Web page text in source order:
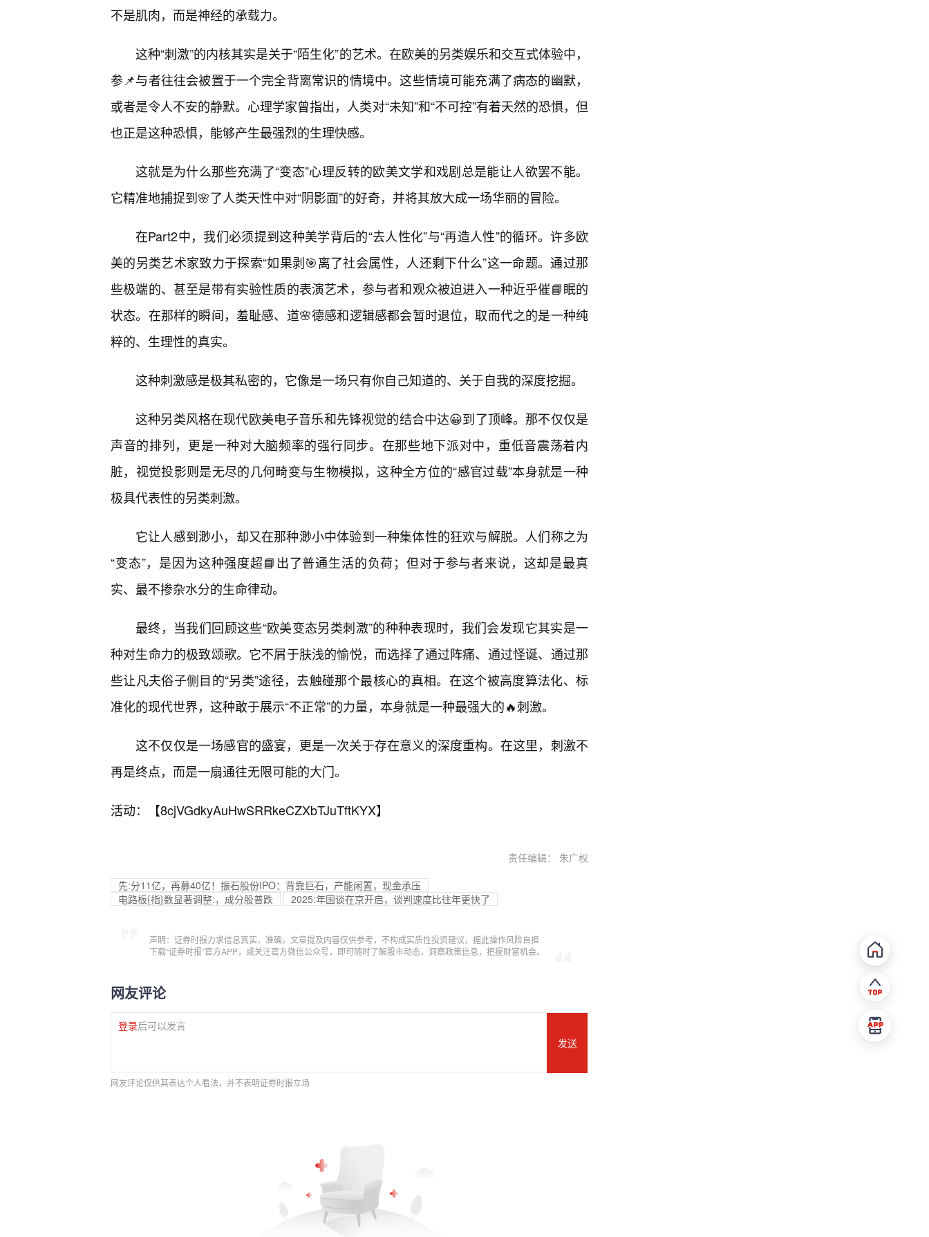
不是肌肉，而是神经的承载力。
这种“刺激”的内核其实是关于“陌生化”的艺术。在欧美的另类娱乐和交互式体验中，
参📌与者往往会被置于一个完全背离常识的情境中。这些情境可能充满了病态的幽默，
或者是令人不安的静默。心理学家曾指出，人类对“未知”和“不可控”有着天然的恐惧，但
也正是这种恐惧，能够产生最强烈的生理快感。
这就是为什么那些充满了“变态”心理反转的欧美文学和戏剧总是能让人欲罢不能。
它精准地捕捉到🌸了人类天性中对“阴影面”的好奇，并将其放大成一场华丽的冒险。
在Part2中，我们必须提到这种美学背后的“去人性化”与“再造人性”的循环。许多欧
美的另类艺术家致力于探索“如果剥🎯离了社会属性，人还剩下什么”这一命题。通过那
些极端的、甚至是带有实验性质的表演艺术，参与者和观众被迫进入一种近乎催📘眠的
状态。在那样的瞬间，羞耻感、道🌸德感和逻辑感都会暂时退位，取而代之的是一种纯
粹的、生理性的真实。
这种刺激感是极其私密的，它像是一场只有你自己知道的、关于自我的深度挖掘。
这种另类风格在现代欧美电子音乐和先锋视觉的结合中达😀到了顶峰。那不仅仅是
声音的排列，更是一种对大脑频率的强行同步。在那些地下派对中，重低音震荡着内
脏，视觉投影则是无尽的几何畸变与生物模拟，这种全方位的“感官过载”本身就是一种
极具代表性的另类刺激。
它让人感到渺小，却又在那种渺小中体验到一种集体性的狂欢与解脱。人们称之为
“变态”，是因为这种强度超📘出了普通生活的负荷；但对于参与者来说，这却是最真
实、最不掺杂水分的生命律动。
最终，当我们回顾这些“欧美变态另类刺激”的种种表现时，我们会发现它其实是一
种对生命力的极致颂歌。它不屑于肤浅的愉悦，而选择了通过阵痛、通过怪诞、通过那
些让凡夫俗子侧目的“另类”途径，去触碰那个最核心的真相。在这个被高度算法化、标
准化的现代世界，这种敢于展示“不正常”的力量，本身就是一种最强大的🔥刺激。
这不仅仅是一场感官的盛宴，更是一次关于存在意义的深度重构。在这里，刺激不
再是终点，而是一扇通往无限可能的大门。
活动：【8cjVGdkyAuHwSRRkeCZXbTJuTftKYX】
责任编辑： 朱广权
先:分11亿，再募40亿！振石股份IPO：背靠巨石，产能闲置，现金承压
电路板{指}数显著调整:，成分股普跌
2025:年国谈在京开启，谈判速度比往年更快了
声明：证券时报力求信息真实、准确，文章提及内容仅供参考，不构成实质性投资建议，据此操作风险自担
下载“证券时报”官方APP，或关注官方微信公众号，即可随时了解股市动态，洞察政策信息，把握财富机会。
网友评论
登录后可以发言
发送
网友评论仅供其表达个人看法，并不表明证券时报立场